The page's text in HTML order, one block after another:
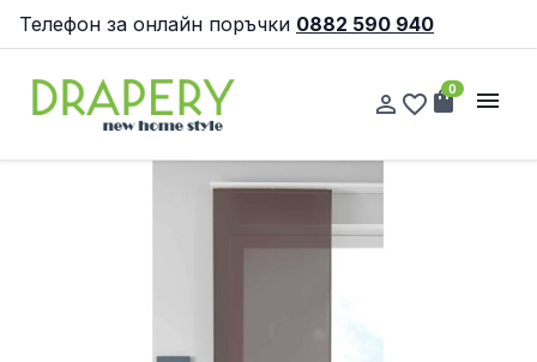
Телефон за онлайн поръчки 0882 590 940
person_outline favorite_border shopping_bag
0 menu